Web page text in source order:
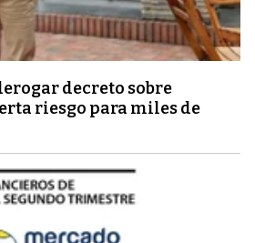
decreto sobre
riesgo para miles de